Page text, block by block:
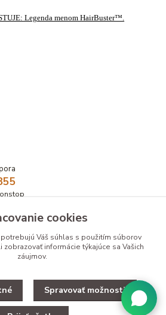
Legenda menom HairBuster™.
zber cookies.
cookies
Váš súhlas s použitím súborov
zobrazovať informácie týkajúce sa Vašich
záujmov.
Spravovať možnosti